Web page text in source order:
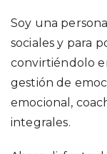
Soy una
sociales y para
convirtiéndolo
gestión de
emocional,
integrales.